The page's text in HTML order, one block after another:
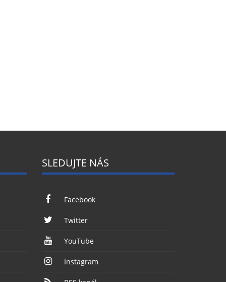
SLEDUJTE NÁS
Facebook
Twitter
YouTube
Instagram